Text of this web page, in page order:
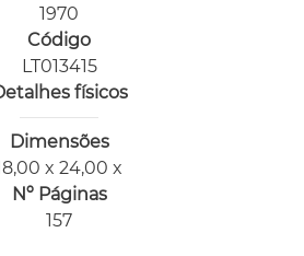
1970
Código
LT013415
físicos
Dimensões
x 24,00 x
Nº Páginas
157